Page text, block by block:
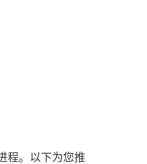
程。以下为您推